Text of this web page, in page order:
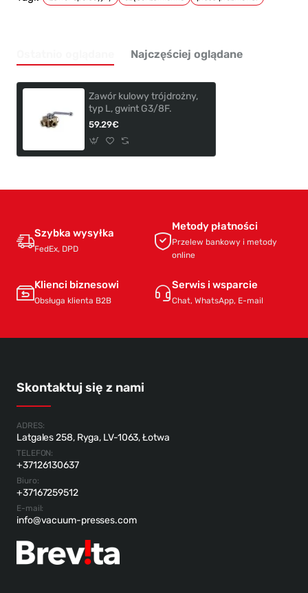
Najczęściej oglądane
Zawór kulowy trójdrożny,
typ L, gwint G3/8F.
59.29€
Szybka wysyłka
FedEx, DPD
Metody płatności
Przelew bankowy i metody
online
Klienci biznesowi
Obsługa klienta B2B
Serwis i wsparcie
Chat, WhatsApp, E-mail
Skontaktuj się z nami
ADRES:
Latgales 258, Ryga, LV-1063, Łotwa
TELEFON:
+37126130637
Biuro:
+37167259512
E-mail:
info@vacuum-presses.com